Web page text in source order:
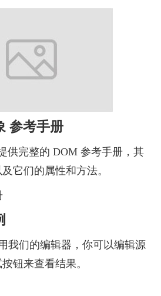
参考手册
供完整的 DOM 参考手册，其
它们的属性和方法。
我们的编辑器，你可以编辑源
钮来查看结果。